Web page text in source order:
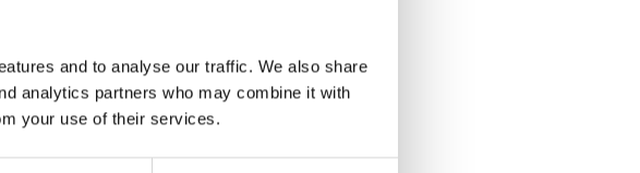
and to analyse our traffic. We also share
analytics partners who may combine it with
your use of their services.